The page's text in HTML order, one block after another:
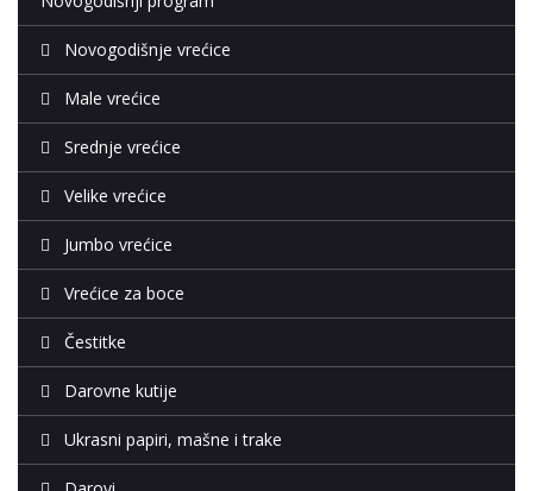
Novogodišnje vrećice
Male vrećice
Srednje vrećice
Velike vrećice
Jumbo vrećice
Vrećice za boce
Čestitke
Darovne kutije
Ukrasni papiri, mašne i trake